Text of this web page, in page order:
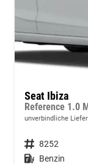
Seat Ibiza
unverbindliche
Fahrzeugnr. 8252
Kraftstoff Benzin